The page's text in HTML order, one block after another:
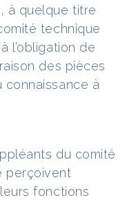
à quelque titre
technique
l’obligation de
des pièces
à
du comité
perçoivent
fonctions